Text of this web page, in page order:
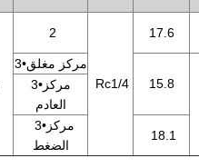
2
Rc1/4
17.6
3•مركز مغلق
15.8
3•مركز
العادم
3•مركز
الضغط
18.1